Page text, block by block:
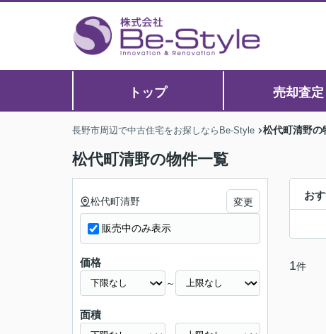
トップ 売却査定
長野市周辺で中古住宅をお探しならBe-Style 松代町清野の
松代町清野の物件一覧
お
1件
松代町清野 変更
販売中のみ表示
価格
～
面積